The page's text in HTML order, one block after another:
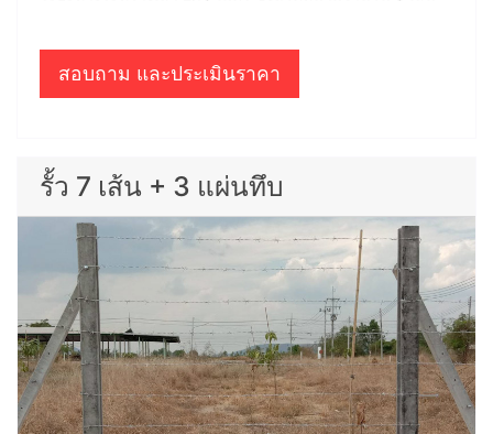
สอบถาม และประเมินราคา
รั้ว 7 เส้น + 3 แผ่นทึบ